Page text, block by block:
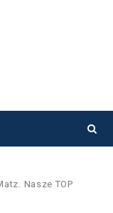
Nasze TOP